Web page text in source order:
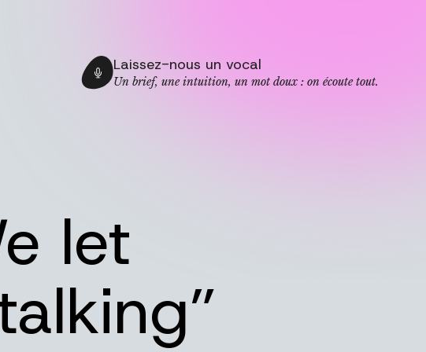
Laissez-nous un vocal
Un brief, une intuition, un mot doux : on écoute tout.
let